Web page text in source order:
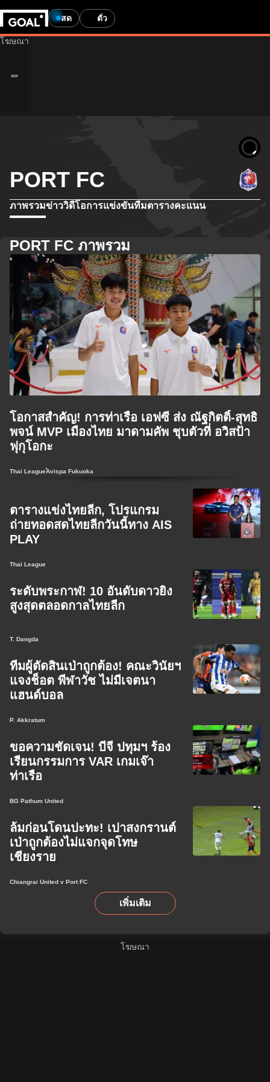
สด ตั๋ว
PORT FC
ภาพรวมข่าววิดีโอการแข่งขันทีมตารางคะแนน
PORT FC ภาพรวม
โอกาสสำคัญ! การท่าเรือ เอฟซี ส่ง ณัฐกิตติ์-สุทธิ
พจน์ MVP เมืองไทย มาดามคัพ ชุบตัวที่ อวิสป้า
ฟุกุโอกะ
Thai LeagueAvispa Fukuoka
ตารางแข่งไทยลีก, โปรแกรม
ถ่ายทอดสดไทยลีกวันนี้ทาง AIS
PLAY
Thai League
ระดับพระกาฬ! 10 อันดับดาวยิง
สูงสุดตลอดกาลไทยลีก
T. Dangda
ทีมผู้ตัดสินเป่าถูกต้อง! คณะวินัยฯ
แจงช็อต พีฬาวัช ไม่มีเจตนา
แฮนด์บอล
P. Akkratum
ขอความชัดเจน! บีจี ปทุมฯ ร้อง
เรียนกรรมการ VAR เกมเจ๊า
ท่าเรือ
BG Pathum United
ล้มก่อนโดนปะทะ! เปาสงกรานต์
เป่าถูกต้องไม่แจกจุดโทษ
เชียงราย
Chiangrai United v Port FC
เพิ่มเติม